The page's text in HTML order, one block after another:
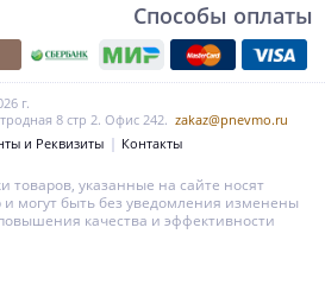
Способы оплаты
г.
8 стр 2. Офис 242. zakaz@pnevmo.ru
и Реквизиты Контакты
товаров, указанные на сайте носят
могут быть без уведомления изменены
качества и эффективности